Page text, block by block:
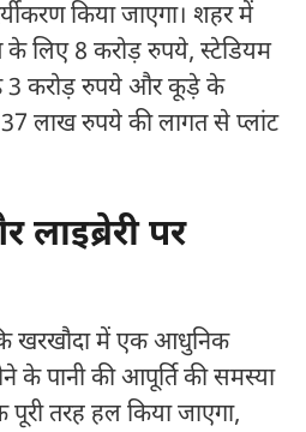
किया जाएगा। शहर में
के लिए 8 करोड़ रुपये, स्टेडियम
3 करोड़ रुपये और कूड़े के
लाख रुपये की लागत से प्लांट
पर
खरखौदा में एक आधुनिक
के पानी की आपूर्ति की समस्या
तरह हल किया जाएगा,